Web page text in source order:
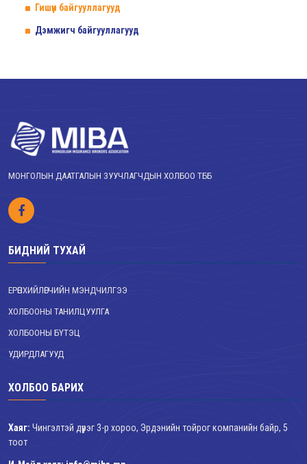
Гишүүн байгууллагууд
Дэмжигч байгууллагууд
МОНГОЛЫН ДААТГАЛЫН ЗУУЧЛАГЧДЫН ХОЛБОО ТББ
БИДНИЙ ТУХАЙ
ЕРӨНХИЙЛӨГЧИЙН МЭНДЧИЛГЭЭ
ХОЛБООНЫ ТАНИЛЦУУЛГА
ХОЛБООНЫ БҮТЭЦ
УДИРДЛАГУУД
ХОЛБОО БАРИХ
Хаяг: Чингэлтэй дүүрэг 3-р хороо, Эрдэнийн тойрог компанийн байр, 5
тоот